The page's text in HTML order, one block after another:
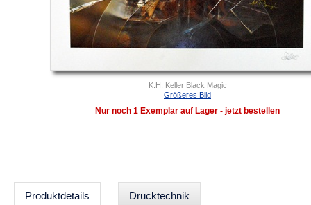
K.H. Keller Black Magic
Größeres Bild
Nur noch 1 Exemplar auf Lager - jetzt bestellen
Produktdetails Drucktechnik